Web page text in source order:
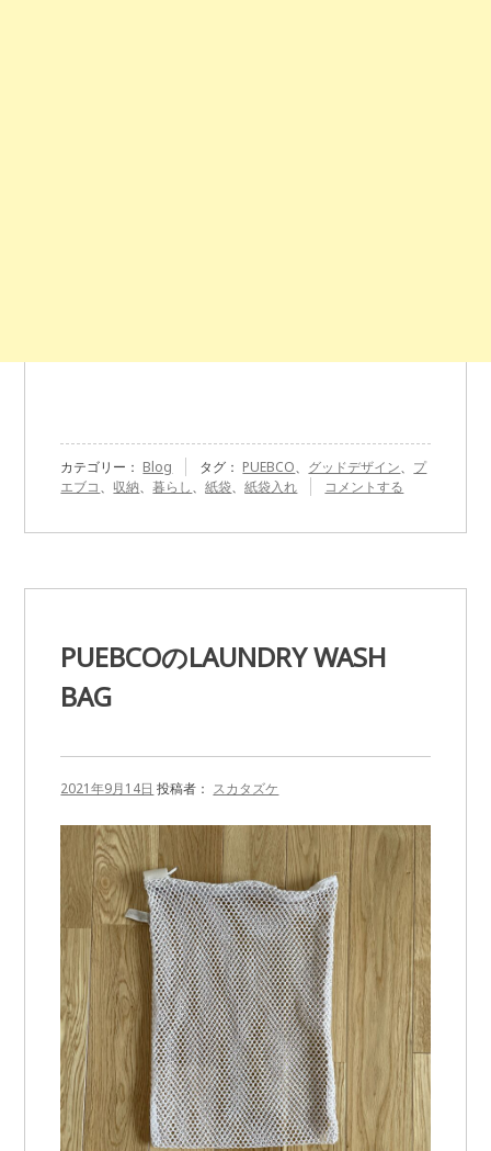
カテゴリー： Blog タグ： PUEBCO、 グッドデザイン、 プ
エブコ、 収納、暮らし、紙袋、紙袋入れ
『PUEBCO
れ』
コメントする
PUEBCOのLAUNDRY WASH
BAG
2021年9月14日 投稿者： スカタズケ